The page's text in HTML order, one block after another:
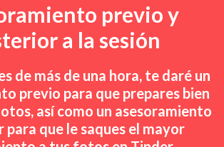
previo y
a la sesión
de más de una hora, te daré un
previo para que prepares bien
así como un asesoramiento
que le saques el mayor